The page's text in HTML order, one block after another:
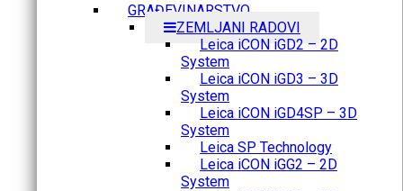
GRAĐEVINARSTVO
ZEMLJANI RADOVI
Leica iCON iGD2 – 2D
System
Leica iCON iGD3 – 3D
System
Leica iCON iGD4SP – 3D
System
Leica SP Technology
Leica iCON iGG2 – 2D
System